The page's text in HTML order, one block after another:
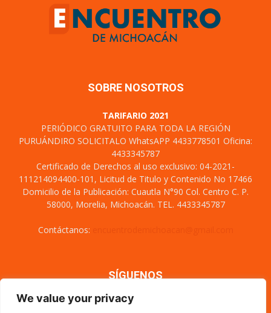
We value your privacy
SOBRE NOSOTROS
TARIFARIO 2021
PERIÓDICO GRATUITO PARA TODA LA REGIÓN
PURUÁNDIRO SOLICITALO WhatsAPP 4433778501 Oficina:
4433345787
Certificado de Derechos al uso exclusivo: 04-2021-
111214094400-101, Licitud de Titulo y Contenido No 17466
Domicilio de la Publicación: Cuautla N°90 Col. Centro C. P.
58000, Morelia, Michoacán. TEL. 4433345787
Contáctanos:
SÍGUENOS